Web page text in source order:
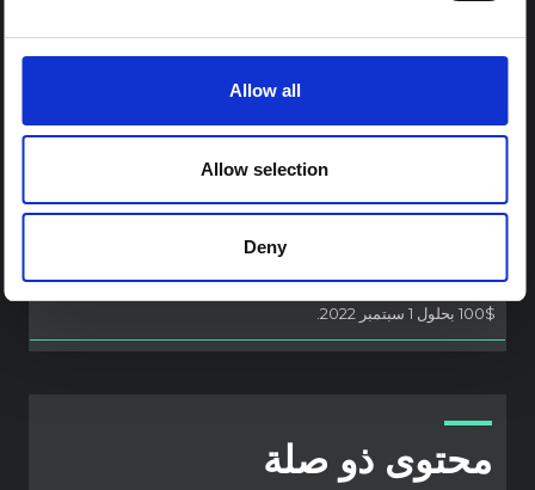
Allow all
Allow selection
Deny
تقدم بطلبك الآن للحصول على جائزة ملخص
2022.7.20
لحالات الطوارئ الصحية (ARHE) وتعترف بمساهمات علماء
$100 بحلول 1 سبتمبر 2022.
محتوى ذو صلة